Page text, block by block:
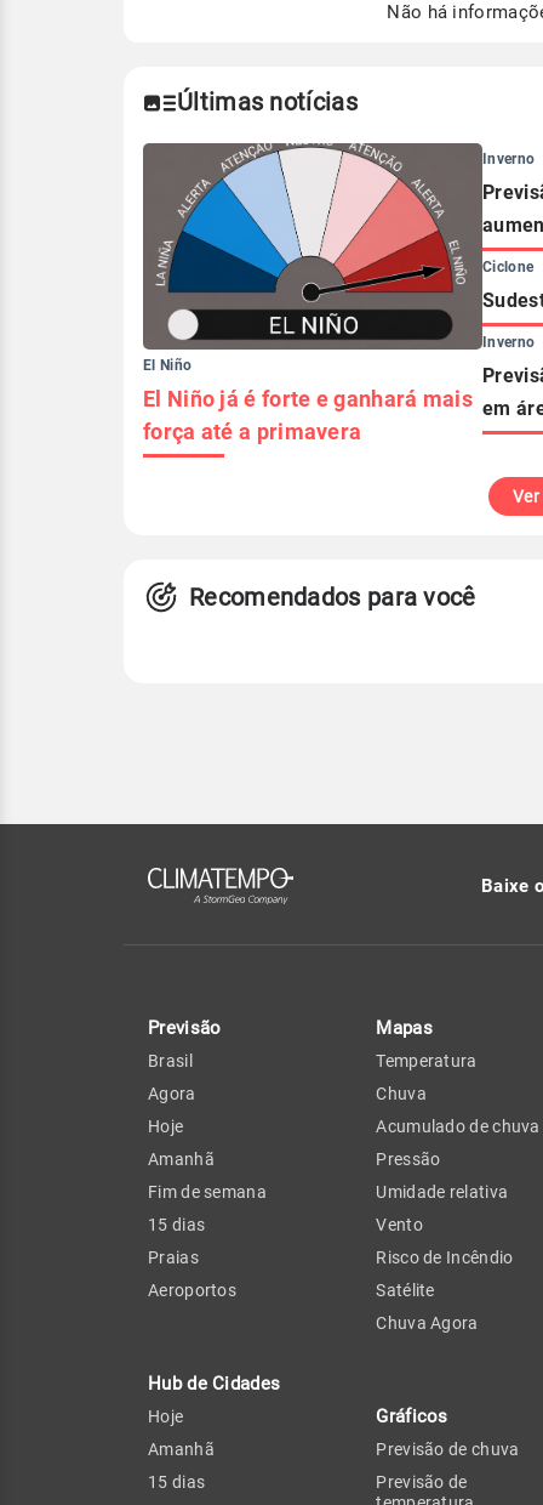
Não há
Últimas notícias
El Niño
El Niño já é forte e ganhará mais
força até a primavera
Inverno
Ciclone
Inverno
em
Recomendados para você
Baixe
Previsão
Brasil
Agora
Hoje
Amanhã
Fim de semana
15 dias
Praias
Aeroportos
Hub de Cidades
Hoje
Amanhã
15 dias
Mapas
Temperatura
Chuva
Acumulado de chuva
Pressão
Umidade relativa
Vento
Risco de Incêndio
Satélite
Chuva Agora
Gráficos
Previsão de chuva
Previsão de